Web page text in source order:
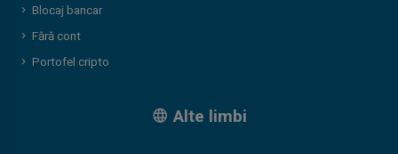
Blocaj bancar
Fără cont
Portofel cripto
Alte limbi